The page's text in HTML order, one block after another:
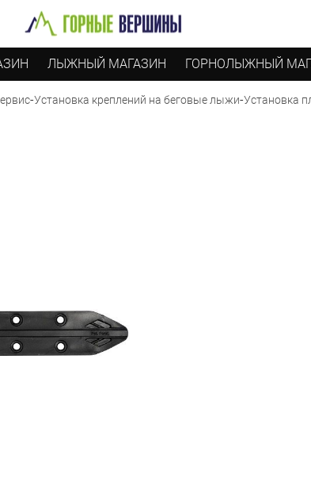
ЛЫЖНЫЙ МАГАЗИН ГОРНОЛЫЖНЫЙ
-Установка креплений на беговые лыжи-Установка